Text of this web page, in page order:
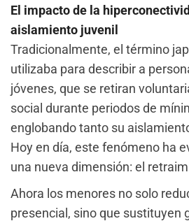
El impacto de la
aislamiento juvenil
Tradicionalmente, el término
utilizaba para describir a
jóvenes, que se retiran
social durante periodos de
englobando tanto su
Hoy en día, este fenómeno ha
una nueva dimensión: el
Ahora los menores no solo
presencial, sino que sustituyen